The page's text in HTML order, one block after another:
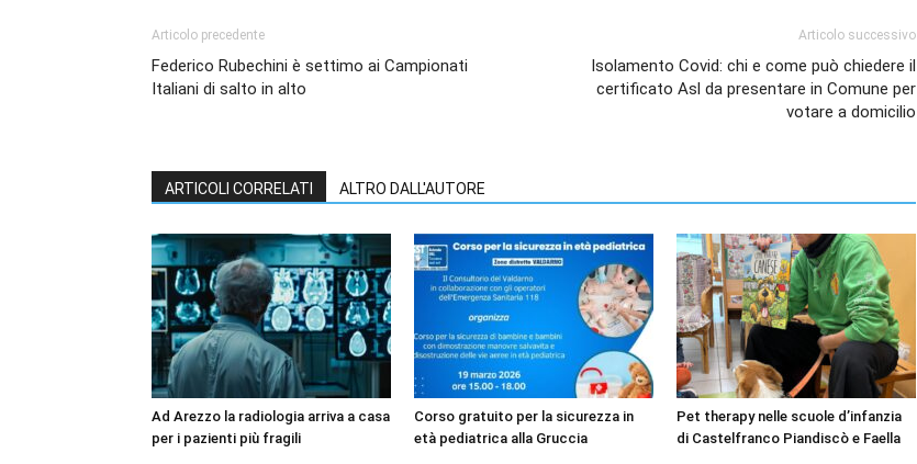
Articolo precedente
Federico Rubechini è settimo ai Campionati
Italiani di salto in alto
Articolo successivo
Isolamento Covid: chi e come può chiedere il
certificato Asl da presentare in Comune per
votare a domicilio
ARTICOLI CORRELATI ALTRO DALL'AUTORE
Ad Arezzo la radiologia arriva a casa
per i pazienti più fragili
Corso gratuito per la sicurezza in
età pediatrica alla Gruccia
Pet therapy nelle scuole d’infanzia
di Castelfranco Piandiscò e Faella